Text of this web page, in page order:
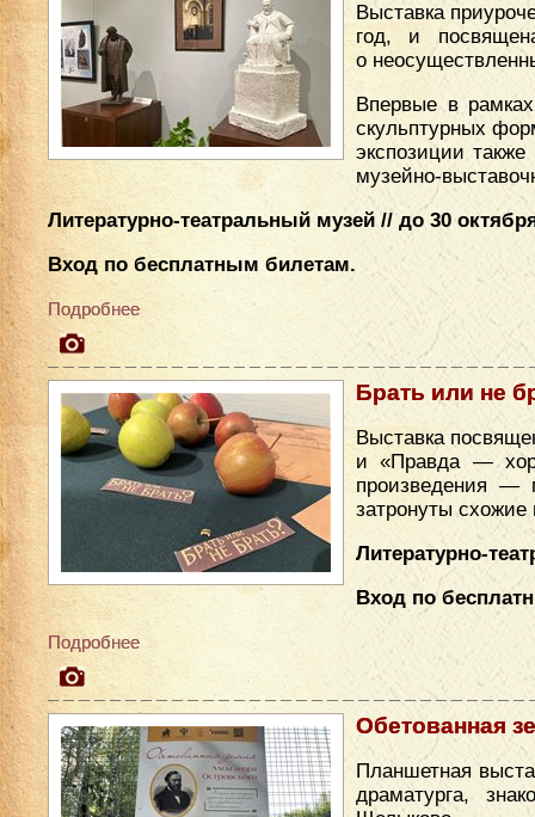
Выставка
год, и
о
Впервые в
скульптурных
экспозиции
музейно-
Литературно-театральный музей // до 30
Вход по бесплатным билетам.
Подробнее
Брать или не
Выставка
и «Правда —
произведения —
затронуты
Литературно-
Вход по
Подробнее
Обетованная
Планшетная
драматурга,